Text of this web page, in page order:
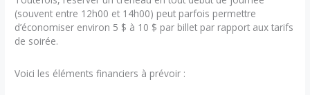
(souvent entre 12h00 et 14h00) peut parfois permettre
d’économiser environ 5 $ à 10 $ par billet par rapport aux tarifs
de soirée.
Voici les éléments financiers à prévoir :